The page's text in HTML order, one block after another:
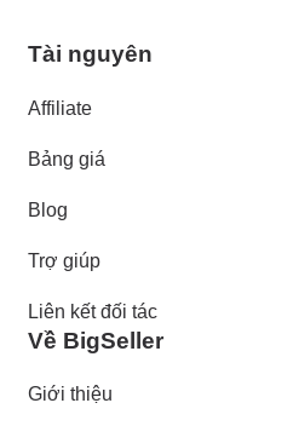
Tài nguyên
Affiliate
Bảng giá
Blog
Trợ giúp
Liên kết đối tác
Về BigSeller
Giới thiệu